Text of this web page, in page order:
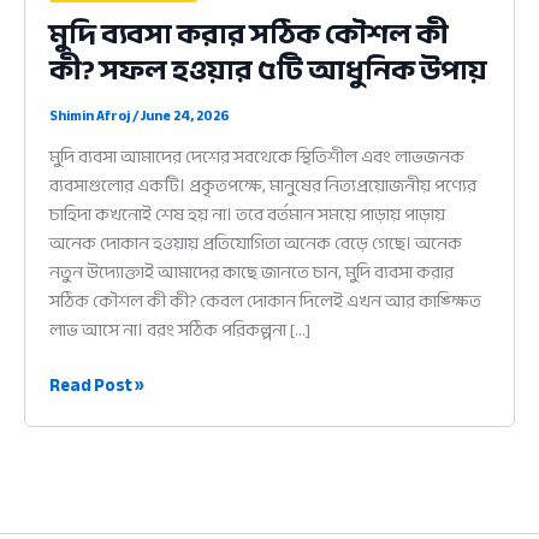
মুদি ব্যবসা করার সঠিক কৌশল কী
কী? সফল হওয়ার ৫টি আধুনিক উপায়
Shimin Afroj/June 24, 2026
মুদি ব্যবসা আমাদের দেশের সবথেকে স্থিতিশীল এবং লাভজনক
ব্যবসাগুলোর একটি। প্রকৃতপক্ষে, মানুষের নিত্যপ্রয়োজনীয় পণ্যের
চাহিদা কখনোই শেষ হয় না। তবে বর্তমান সময়ে পাড়ায় পাড়ায়
অনেক দোকান হওয়ায় প্রতিযোগিতা অনেক বেড়ে গেছে। অনেক
নতুন উদ্যোক্তাই আমাদের কাছে জানতে চান, মুদি ব্যবসা করার
সঠিক কৌশল কী কী? কেবল দোকান দিলেই এখন আর কাঙ্ক্ষিত
লাভ আসে না। বরং সঠিক পরিকল্পনা […]
মুদি
কী
Read Post »